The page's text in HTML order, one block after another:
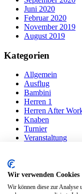
Juni 2020
Februar 2020
November 2019
August 2019
Kategorien
Allgemein
Ausflug
Bambini
Herren 1
Herren After
Knaben
Turnier
Veranstaltung
Navigation
Der Verein
Mannschaften
Wir verwenden Cookies
Wir können diese zur Analyse